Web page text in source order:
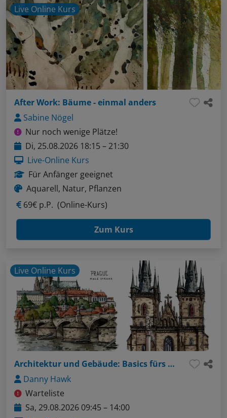
Live Online Kurs
After Work: Bäume - einmal anders
Sabine Nögel
Nur noch wenige Plätze!
Di, 25.08.2026 18:15 – 21:30
Live-Online Kurs
Für Anfänger geeignet
Aquarell, Natur, Pflanzen
69€ p.P. (Online-Kurs)
Zum Kurs
Live Online Kurs
Architektur und Gebäude: Basics fürs Urban Sketching
Danny Hawk
Warteliste
Sa, 29.08.2026 09:45 – 14:00